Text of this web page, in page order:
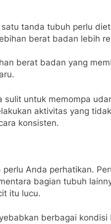
tanda tubuh perlu
berat badan lebih
berat badan yang
sulit untuk memompa
aktivitas yang
konsisten.
Anda perhatikan.
bagian tubuh
itu lucu.
berbagai